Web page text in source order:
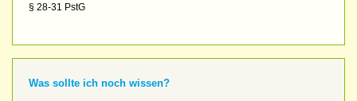
§ 28-31 PstG
Was sollte ich noch wissen?